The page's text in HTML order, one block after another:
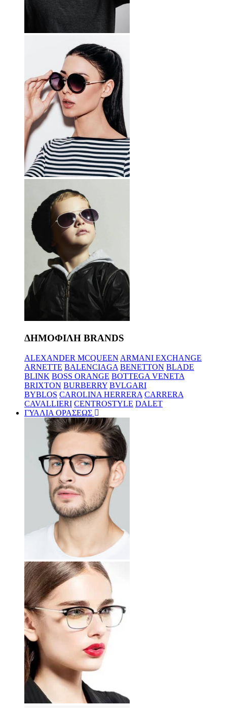
ΔΗΜΟΦΙΛΗ BRANDS
ALEXANDER MCQUEEN ARMANI EXCHANGE
ARNETTE BALENCIAGA BENETTON BLADE
BLINK BOSS ORANGE BOTTEGA VENETA
BRIXTON BURBERRY BVLGARI
BYBLOS CAROLINA HERRERA CARRERA
CAVALLIERI CENTROSTYLE DALET
ΓΥΑΛΙΑ ΟΡΑΣΕΩΣ